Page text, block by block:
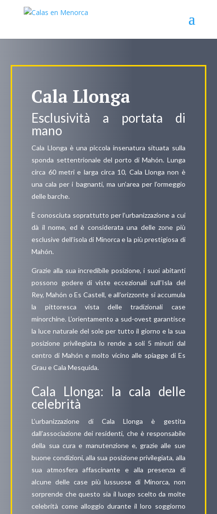
Cala Llonga
Esclusività a portata di
mano
Cala Llonga è una piccola insenatura situata sulla
sponda settentrionale del porto di Mahón. Lunga
circa 60 metri e larga circa 10, Cala Llonga non è
una cala per i bagnanti, ma un’area per l’ormeggio
delle barche.
È conosciuta soprattutto per l’urbanizzazione a cui
dà il nome, ed è considerata una delle zone più
esclusive dell’isola di Minorca e la più prestigiosa di
Mahón.
Grazie alla sua incredibile posizione, i suoi abitanti
possono godere di viste eccezionali sull’Isla del
Rey, Mahón o Es Castell, e all’orizzonte si accumula
la pittoresca vista delle tradizionali case
minorchine. L’orientamento a sud-ovest garantisce
la luce naturale del sole per tutto il giorno e la sua
posizione privilegiata lo rende a soli 5 minuti dal
centro di Mahón e molto vicino alle spiagge di Es
Grau e Cala Mesquida.
Cala Llonga: la cala delle
celebrità
L’urbanizzazione di Cala Llonga è gestita
dall’associazione dei residenti, che è responsabile
della sua cura e manutenzione e, grazie alle sue
buone condizioni, alla sua posizione privilegiata, alla
sua atmosfera affascinante e alla presenza di
alcune delle case più lussuose di Minorca, non
sorprende che questo sia il luogo scelto da molte
celebrità come alloggio durante il loro soggiorno